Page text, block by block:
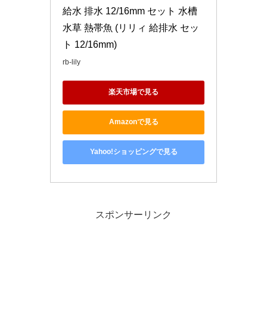
給水 排水 12/16mm セット 水槽
水草 熱帯魚 (リリィ 給排水 セッ
ト 12/16mm)
rb-lily
楽天市場で見る
Amazonで見る
Yahoo!ショッピングで見る
スポンサーリンク